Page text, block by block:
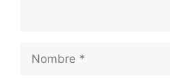
Nombre